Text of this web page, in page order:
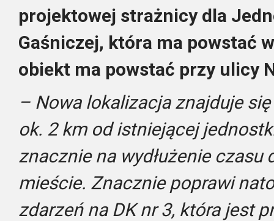
projektowej strażnicy dla
Gaśniczej, która ma powstać
obiekt ma powstać przy ulicy
– Nowa lokalizacja znajduje
ok. 2 km od istniejącej
znacznie na wydłużenie czasu
mieście. Znacznie poprawi
zdarzeń na DK nr 3, która jest